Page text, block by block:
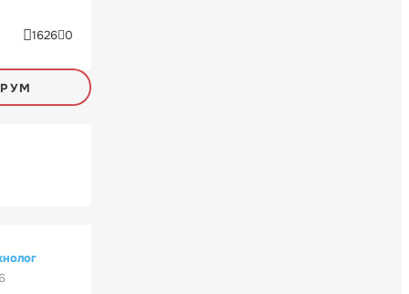
1626 0